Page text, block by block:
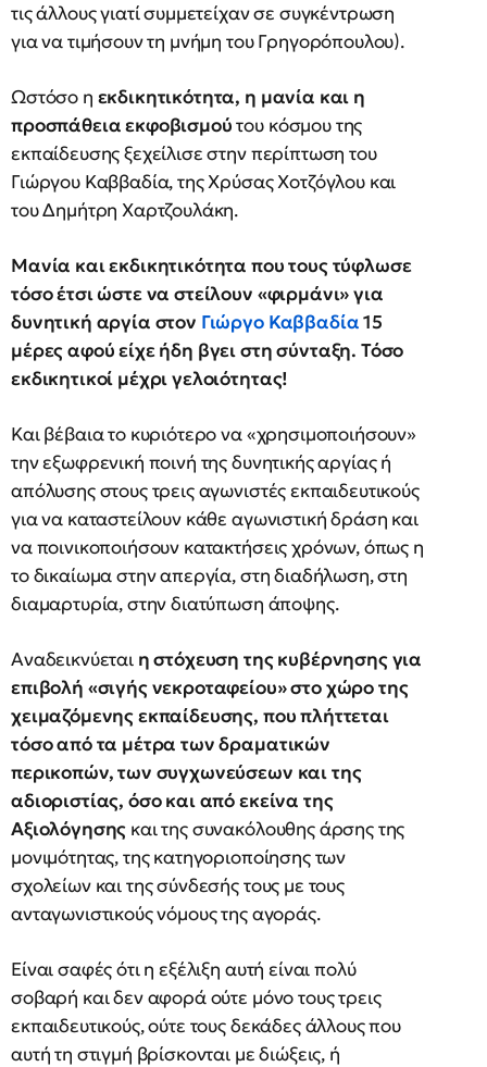
τις άλλους γιατί συμμετείχαν σε συγκέντρωση
για να τιμήσουν τη μνήμη του Γρηγορόπουλου).
Ωστόσο η εκδικητικότητα, η μανία και η
προσπάθεια εκφοβισμούτου κόσμου της
εκπαίδευσης ξεχείλισε στην περίπτωση του
Γιώργου Καββαδία, της Χρύσας Χοτζόγλου και
του Δημήτρη Χαρτζουλάκη.
Μανία και εκδικητικότητα που τους τύφλωσε
τόσο έτσι ώστε να στείλουν «φιρμάνι» για
δυνητική αργία στον Γιώργο Καββαδία15
μέρες αφού είχε ήδη βγει στη σύνταξη. Τόσο
εκδικητικοί μέχρι γελοιότητας!
Και βέβαια το κυριότερο να «χρησιμοποιήσουν»
την εξωφρενική ποινή της δυνητικής αργίας ή
απόλυσης στους τρεις αγωνιστές εκπαιδευτικούς
για να καταστείλουν κάθε αγωνιστική δράση και
να ποινικοποιήσουν κατακτήσεις χρόνων, όπως η
το δικαίωμα στην απεργία, στη διαδήλωση, στη
διαμαρτυρία, στην διατύπωση άποψης.
Αναδεικνύεται η στόχευση της κυβέρνησης για
επιβολή «σιγής νεκροταφείου» στο χώρο της
χειμαζόμενης εκπαίδευσης, που πλήττεται
τόσο από τα μέτρα των δραματικών
περικοπών, των συγχωνεύσεων και της
αδιοριστίας, όσο και από εκείνα της
Αξιολόγησης και της συνακόλουθης άρσης της
μονιμότητας, της κατηγοριοποίησης των
σχολείων και της σύνδεσής τους με τους
ανταγωνιστικούς νόμους της αγοράς.
Είναι σαφές ότι η εξέλιξη αυτή είναι πολύ
σοβαρή και δεν αφορά ούτε μόνο τους τρεις
εκπαιδευτικούς, ούτε τους δεκάδες άλλους που
αυτή τη στιγμή βρίσκονται με διώξεις, ή